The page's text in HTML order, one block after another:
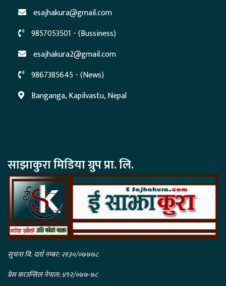
esajhakura@gmail.com
9857053501 - (Bussiness)
esajhakura2@gmail.com
9867385645 - (News)
Banganga, Kapilvastu, Nepal
साझाकुरा मिडिया ग्रुप प्रा. लि.
सुचना वि. दर्ता नम्बर: २१३०/०७७७८
प्रेस काउन्सिल नेपाल: ४९२/०७७-७८